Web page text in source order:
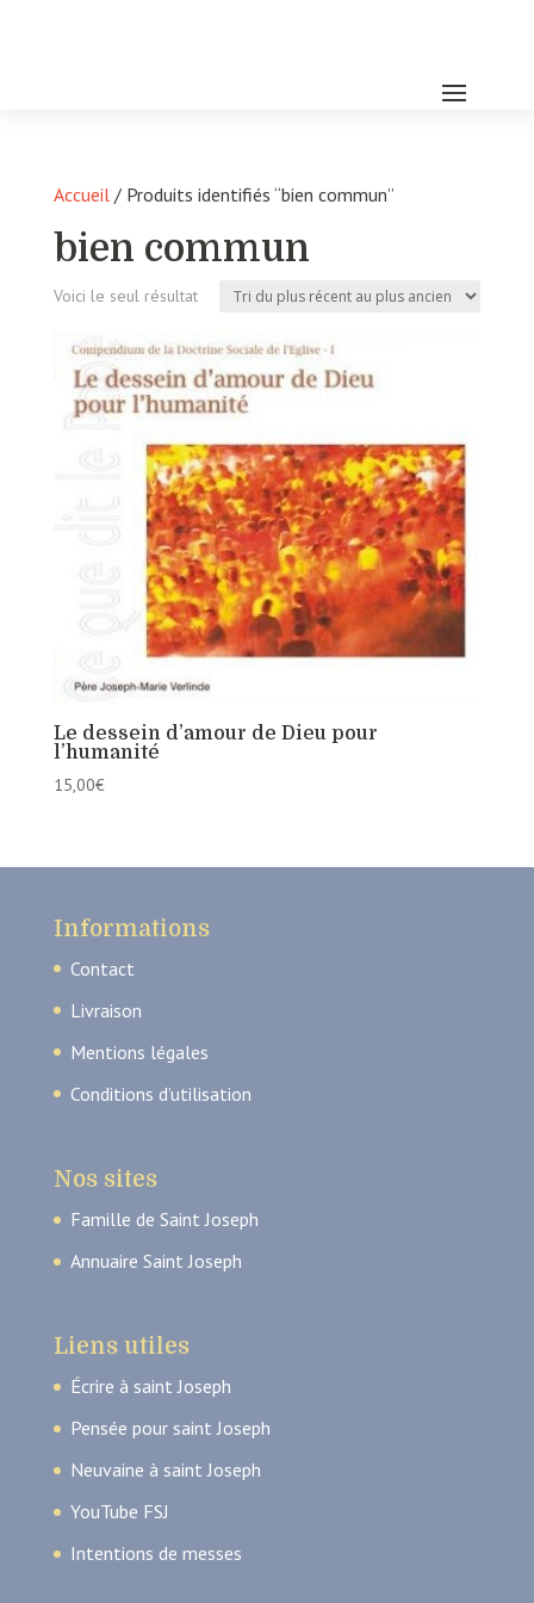
Accueil/ Produits identifiés “bien commun”
bien commun
Voici le seul résultat
Le dessein d’amour de Dieu pour
l’humanité
15,00€
Informations
Contact
Livraison
Mentions légales
Conditions d’utilisation
Nos sites
Famille de Saint Joseph
Annuaire Saint Joseph
Liens utiles
Écrire à saint Joseph
Pensée pour saint Joseph
Neuvaine à saint Joseph
YouTube FSJ
Intentions de messes